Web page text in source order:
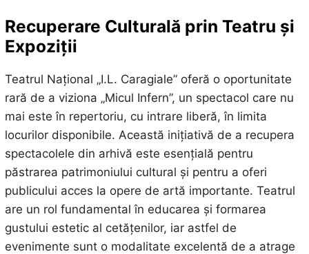
Recuperare Culturală prin Teatru și
Expoziții
Teatrul Național „I.L. Caragiale” oferă o oportunitate
rară de a viziona „Micul Infern”, un spectacol care nu
mai este în repertoriu, cu intrare liberă, în limita
locurilor disponibile. Această inițiativă de a recupera
spectacolele din arhivă este esențială pentru
păstrarea patrimoniului cultural și pentru a oferi
publicului acces la opere de artă importante. Teatrul
are un rol fundamental în educarea și formarea
gustului estetic al cetățenilor, iar astfel de
evenimente sunt o modalitate excelentă de a atrage